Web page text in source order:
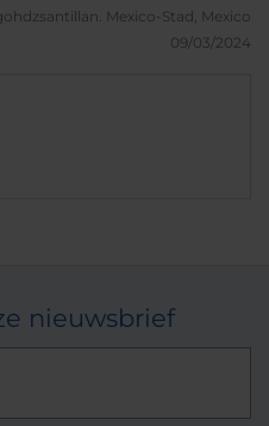
Mexico-Stad, Mexico
09/03/2024
nieuwsbrief